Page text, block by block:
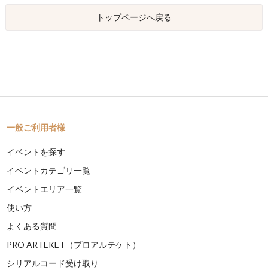
トップページへ戻る
一般ご利用者様
イベントを探す
イベントカテゴリ一覧
イベントエリア一覧
使い方
よくある質問
PRO ARTEKET（プロアルテケト）
シリアルコード受け取り